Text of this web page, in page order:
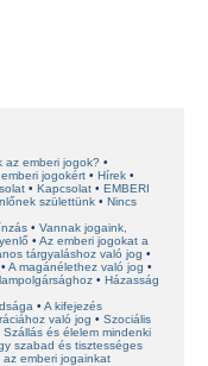
az emberi jogok?
jogokért
Hírek
Kapcsolat
EMBERI
születtünk
Nincs
Vannak jogaink,
Az emberi jogokat a
tárgyaláshoz való jog
A magánélethez való jog
Házasság
A kifejezés
való jog
Szociális
Szállás és élelem mindenki
szabad és tisztességes
emberi jogainkat